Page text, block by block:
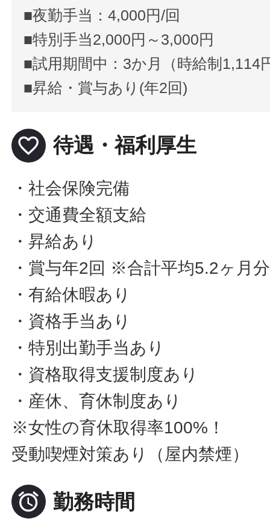
■夜勤手当：4,000円/回
■特別手当2,000円～3,000円
■試用期間中：3か月（時給制1,114
■昇給・賞与あり(年2回)
favorite_border 待遇・福利厚生
・社会保険完備
・交通費全額支給
・昇給あり
・賞与年2回 ※合計平均5.2ヶ月
・有給休暇あり
・資格手当あり
・特別出勤手当あり
・資格取得支援制度あり
・産休、育休制度あり
※女性の育休取得率100%！
受動喫煙対策あり（屋内禁煙）
 勤務時間